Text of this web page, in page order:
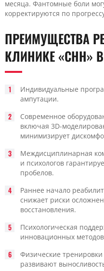
месяца. Фантомные боли
корректируются по
ПРЕИМУЩЕСТВА
КЛИНИКЕ
Индивидуальные
ампутации.
Современное
включая 3D-
минимизирует
Междисциплинарная
и психологов
пробелов.
Раннее начало
снижает риски
восстановления.
Психологическая
инновационных
Физические
развивают